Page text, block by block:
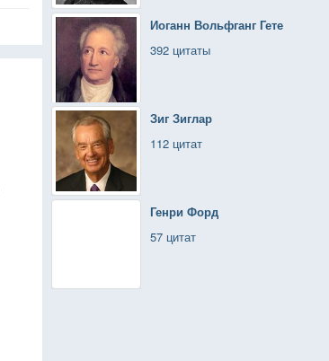
Иоганн Вольфганг Гете
392 цитаты
Зиг Зиглар
112 цитат
Генри Форд
57 цитат